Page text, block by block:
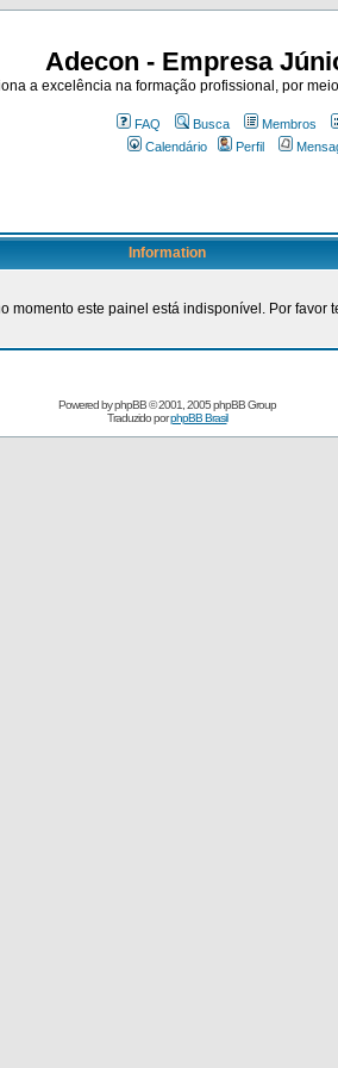
Adecon - Empresa
a excelência na formação profissional, por
FAQ Busca Membros
Calendário
Perfil
Information
momento este painel está indisponível. Por favor
Powered byphpBB© 2001, 2005 phpBB Group
Traduzido porphpBB Brasil